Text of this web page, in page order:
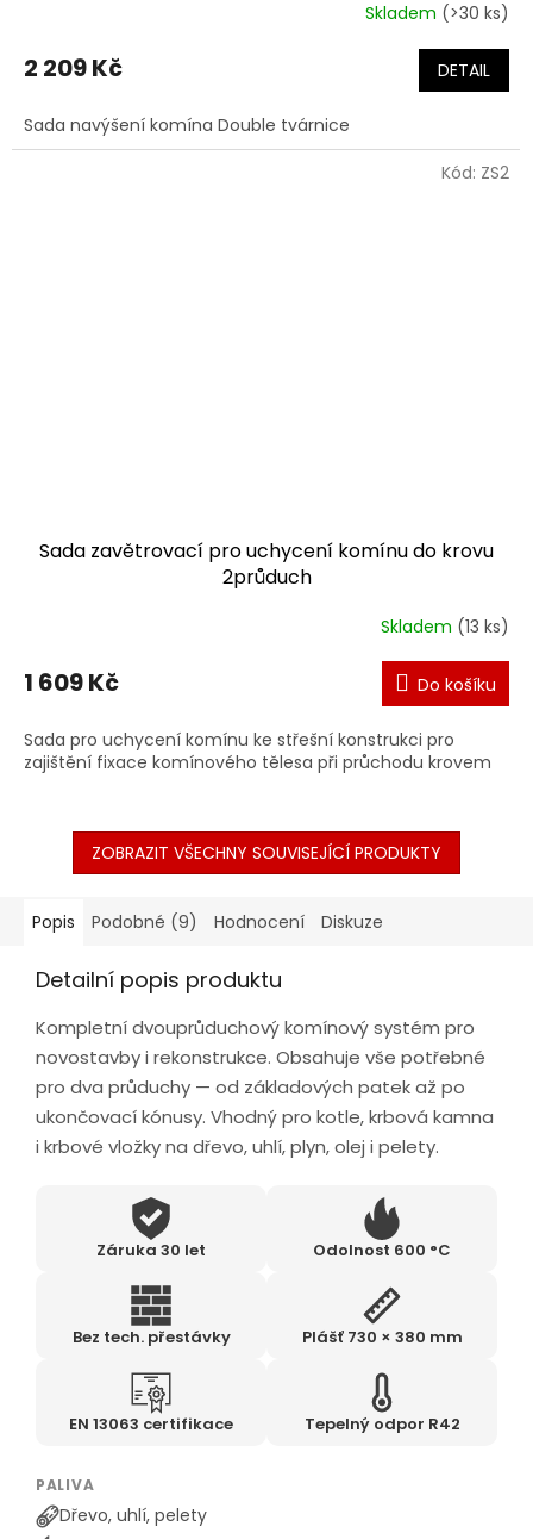
Skladem (>30 ks)
2 209 Kč DETAIL
Sada navýšení komína Double tvárnice
Sada zavětrovací pro uchycení komínu do krovu
2průduch
Skladem (13 ks)
1 609 Kč Do košíku
Sada pro uchycení komínu ke střešní konstrukci pro
zajištění fixace komínového tělesa při průchodu krovem
Kód: ZS2
ZOBRAZIT VŠECHNY SOUVISEJÍCÍ PRODUKTY
Popis Podobné (9) Hodnocení Diskuze
Detailní popis produktu
Kompletní dvouprůduchový komínový systém pro
novostavby i rekonstrukce. Obsahuje vše potřebné
pro dva průduchy — od základových patek až po
ukončovací kónusy. Vhodný pro kotle, krbová kamna
i krbové vložky na dřevo, uhlí, plyn, olej i pelety.
Záruka 30 let Odolnost 600 °C
Bez tech. přestávky Plášť 730 × 380 mm
EN 13063 certifikace Tepelný odpor R42
PALIVA
Dřevo, uhlí, pelety